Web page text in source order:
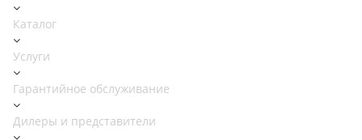
Каталог
Услуги
Гарантийное обслуживание
Дилеры и представители